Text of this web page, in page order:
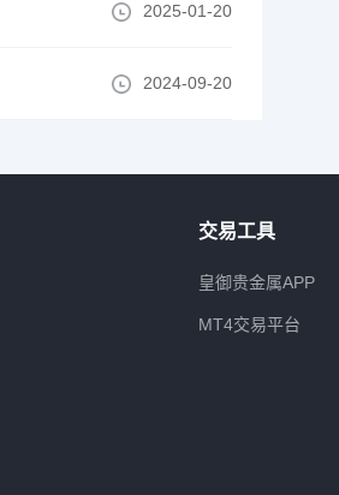
2025-01-20
2024-09-20
交易工具
皇御贵金属APP
MT4交易平台